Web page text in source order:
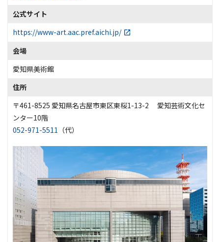
公式サイト
https://www-art.aac.pref.aichi.jp/
会場
愛知県美術館
住所
〒461-8525 愛知県名古屋市東区東桜1-13-2 愛知芸術文化セ
ンター10階
052-971-5511 （代）